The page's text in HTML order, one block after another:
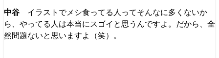
イラストでメシ食ってる人ってそんなに多くないか
ら、やってる人は本当にスゴイと思うんですよ。だから、全
然問題ないと思いますよ（笑）。